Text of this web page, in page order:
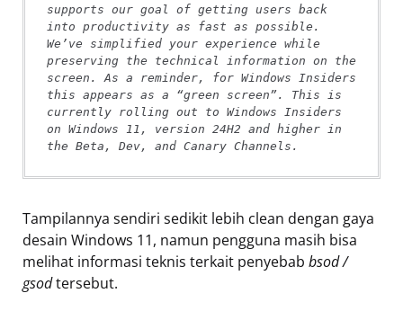
supports our goal of getting users back
into productivity as fast as possible.
We’ve simplified your experience while
preserving the technical information on the
screen. As a reminder, for Windows Insiders
this appears as a “green screen”. This is
currently rolling out to Windows Insiders
on Windows 11, version 24H2 and higher in
the Beta, Dev, and Canary Channels.
Tampilannya sendiri sedikit lebih clean dengan gaya
desain Windows 11, namun pengguna masih bisa
melihat informasi teknis terkait penyebab bsod /
gsodtersebut.